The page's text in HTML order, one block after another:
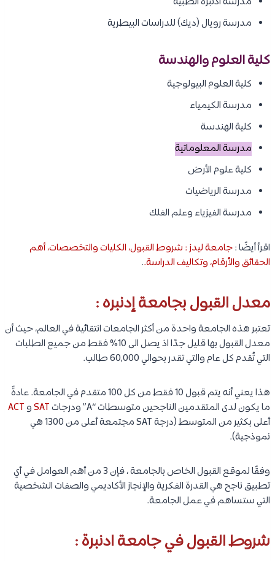
مدرسة رويال (ديك) للدراسات البيطرية
كلية العلوم والهندسة
كلية العلوم البيولوجية
مدرسة الكيمياء
كلية الهندسة
مدرسة المعلوماتية
كلية علوم الأرض
مدرسة الرياضيات
مدرسة الفيزياء وعلم الفلك
اقرأ أيضًا :جامعة ليدز : شروط القبول، الكليات والتخصصات، أهم
الحقائق والأرقام، وتكاليف الدراسة..
معدل القبول بجامعة إدنبره :
تعتبر هذه الجامعة واحدة من أكثر الجامعات انتقائية في العالم، حيث أن
معدل القبول بها قليل جدًا اذ يصل الى 10% فقط من جميع الطلبات
التي تُقدم كل عام والتي تقدر بحوالي 60,000 طالب.
هذا يعني أنه يتم قبول 10 فقط من كل 100 متقدم في الجامعة. عادةً
ما يكون لدى المتقدمين الناجحين متوسطات “A” ودرجات
SATوACT
أعلى بكثير من المتوسط ​​(درجة SAT مجتمعة أعلى من 1300 هي
نموذجية).
وفقًا لموقع القبول الخاص بالجامعة ، فإن 3 من أهم العوامل في أي
تطبيق ناجح هي القدرة الفكرية والإنجاز الأكاديمي والصفات الشخصية
التي ستساهم في عمل الجامعة.
شروط القبول في جامعة ادنبرة :